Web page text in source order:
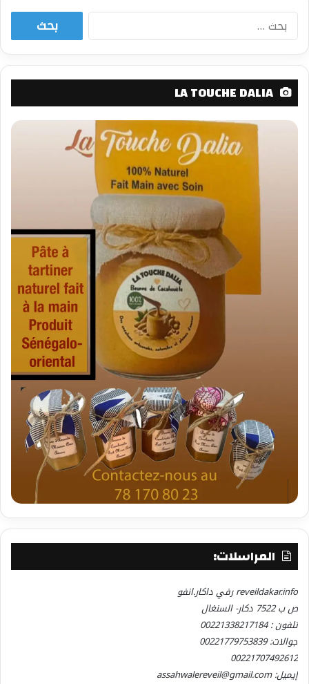
البحث
LA TOUCHE DALIA
المراسلات:
reveildakar.info رفي داكار.انفو
ص ب 7522 دكار- السنغال
تلفون : 00221338217184
جوالات: 00221779753839
00221707492612
إيميل: assahwalereveil@gmail.com